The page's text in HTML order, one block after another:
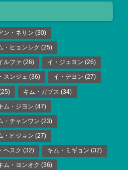
ン・ネサン (30)
・ヒョンシク (25)
ルファ (26) イ・ジェヨン (26)
スンジェ (36) イ・デヨン (27)
キム・ガプス (34)
ム・ジヨン (47)
・チャンワン (23)
・ヒジョン (27)
ヘスク (32) キム・ミギョン (32)
ム・ヨンオク (36)